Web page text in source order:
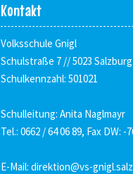
Kontakt
Volksschule Gnigl
Schulstraße 7 // 5023 Salzburg
Schulkennzahl: 501021
Schulleitung: Anita Naglmayr
Tel.: 0662 / 64 06 89, Fax DW: -
E-Mail: direktion@vs-